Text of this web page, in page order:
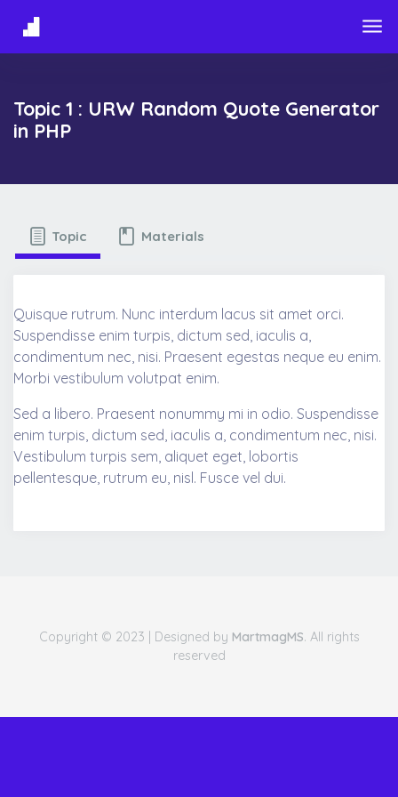
Topic 1 : URW Random Quote Generator
in PHP
Topic Materials
Quisque rutrum. Nunc interdum lacus sit amet orci.
Suspendisse enim turpis, dictum sed, iaculis a,
condimentum nec, nisi. Praesent egestas neque eu enim.
Morbi vestibulum volutpat enim.
Sed a libero. Praesent nonummy mi in odio. Suspendisse
enim turpis, dictum sed, iaculis a, condimentum nec, nisi.
Vestibulum turpis sem, aliquet eget, lobortis
pellentesque, rutrum eu, nisl. Fusce vel dui.
Copyright © 2023 | Designed by MartmagMS. All rights
reserved